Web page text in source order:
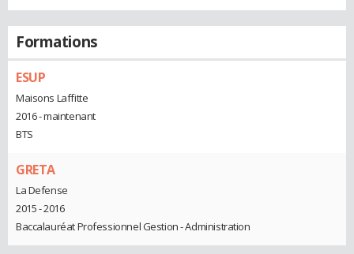
Formations
ESUP
Maisons Laffitte
2016 - maintenant
BTS
GRETA
La Defense
2015 - 2016
Baccalauréat Professionnel Gestion - Administration